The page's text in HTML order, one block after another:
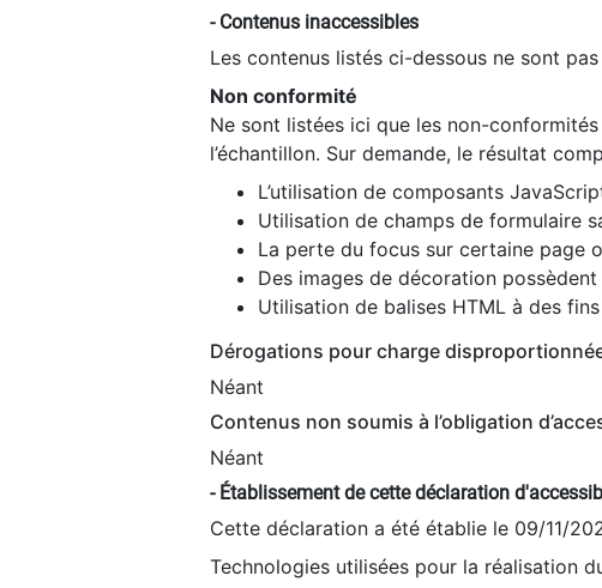
- Contenus inaccessibles
Les contenus listés ci-dessous ne sont
Non conformité
Ne sont listées ici que les non-
l’échantillon. Sur demande, le résultat
L’utilisation de composants
Utilisation de champs de formulaire
La perte du focus sur certaine page
Des images de décoration
Utilisation de balises HTML à des
Dérogations pour charge
Néant
Contenus non soumis à l’obligation
Néant
- Établissement de cette déclaration
Cette déclaration a été établie le 09/11/
Technologies utilisées pour la réalisation